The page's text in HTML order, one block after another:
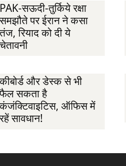
PAK-सऊदी-तुर्किये रक्षा
पर ईरान ने कसा
रियाद को दी ये
और डेस्क से भी
सकता है
ऑफिस में
सावधान!